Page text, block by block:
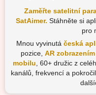
Zaměřte satelitní
SatAimer. Stáhněte si
pro
Mnou vyvinutá česká
pozice, AR
mobilu , 60+ družic z
kanálů, frekvencí a